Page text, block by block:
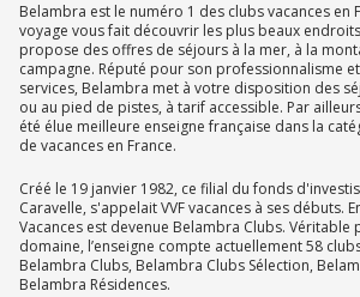
Belambra est le numéro 1 des clubs vacances en
voyage vous fait découvrir les plus beaux
propose des offres de séjours à la mer, à la
campagne. Réputé pour son professionnalisme
services, Belambra met à votre disposition des
ou au pied de pistes, à tarif accessible. Par
été élue meilleure enseigne française dans la
de vacances en France.
Créé le 19 janvier 1982, ce filial du fonds
Caravelle, s'appelait VVF vacances à ses débuts.
Vacances est devenue Belambra Clubs. Véritable
domaine, l’enseigne compte actuellement 58
Belambra Clubs, Belambra Clubs Sélection,
Belambra Résidences.